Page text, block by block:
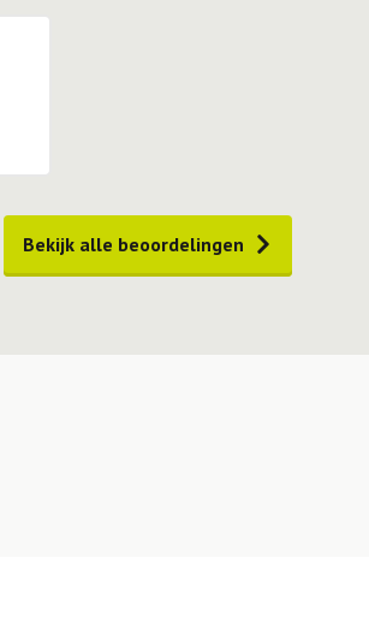
Bekijk alle beoordelingen